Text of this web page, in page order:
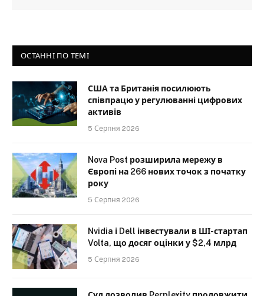
ОСТАННІ ПО ТЕМІ
США та Британія посилюють
співпрацю у регулюванні цифрових
активів
5 Серпня 2026
Nova Post розширила мережу в
Європі на 266 нових точок з початку
року
5 Серпня 2026
Nvidia і Dell інвестували в ШІ-стартап
Volta, що досяг оцінки у $2,4 млрд
5 Серпня 2026